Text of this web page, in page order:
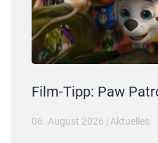
Film-Tipp: Paw
06. August 2026 | Aktuelles